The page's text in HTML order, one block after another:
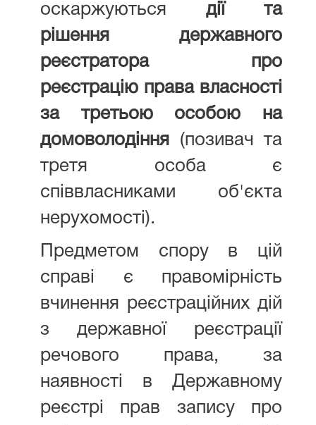
оскаржуються дії та
рішення державного
реєстратора про
реєстрацію права власності
за третьою особою на
домоволодіння (позивач та
третя особа є
співвласниками об'єкта
нерухомості).
Предметом спору в цій
справі є правомірність
вчинення реєстраційних дій
з державної реєстрації
речового права, за
наявності в Державному
реєстрі прав запису про